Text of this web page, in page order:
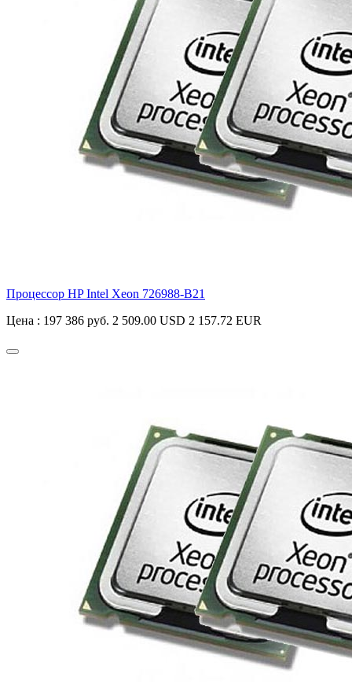
Процессор HP Intel Xeon 726988-B21
Цена : 197 386 руб. 2 509.00 USD 2 157.72 EUR